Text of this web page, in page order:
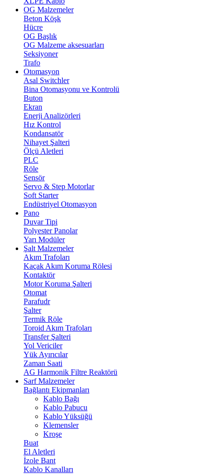
OG Malzemeler
Beton Köşk
Hücre
OG Başlık
OG Malzeme aksesuarları
Seksiyoner
Trafo
Otomasyon
Asal Switchler
Bina Otomasyonu ve Kontrolü
Buton
Ekran
Enerji Analizörleri
Hız Kontrol
Kondansatör
Nihayet Şalteri
Ölçü Aletleri
PLC
Röle
Sensör
Servo & Step Motorlar
Soft Starter
Endüstriyel Otomasyon
Pano
Duvar Tipi
Polyester Panolar
Yarı Modüler
Şalt Malzemeler
Akım Trafoları
Kaçak Akım Koruma Rölesi
Kontaktör
Motor Koruma Şalteri
Otomat
Parafudr
Şalter
Termik Röle
Toroid Akım Trafoları
Transfer Şalteri
Yol Vericiler
Yük Ayırıcılar
Zaman Saati
AG Harmonik Filtre Reaktörü
Sarf Malzemeler
Bağlantı Ekipmanları
Kablo Bağı
Kablo Pabucu
Kablo Yüksüğü
Klemensler
Kroşe
Buat
El Aletleri
İzole Bant
Kablo Kanalları